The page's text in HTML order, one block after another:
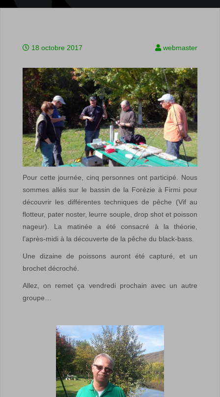
18 octobre 2017 webmaster
Pour cette journée, cinq personnes ont participé. Nous
sommes allés sur le bassin de la Forézie à Firmi pour
découvrir les différentes techniques de pêche (Vif au
flotteur, pater noster, leurre souple, drop shot et poisson
nageur). La matinée a été consacré à la théorie,
l’après-midi à la découverte de la pêche du black-bass.
Une dizaine de poissons auront été capturé, et un
brochet décroché.
Allez, on remet ça vendredi prochain avec un autre
groupe…